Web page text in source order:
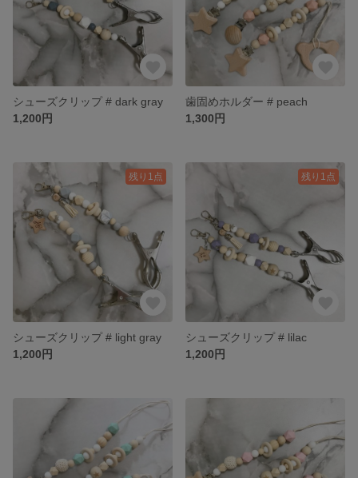
シューズクリップ # dark gray
1,200円
歯固めホルダー # peach
1,300円
残り1点
シューズクリップ # light gray
1,200円
残り1点
シューズクリップ # lilac
1,200円